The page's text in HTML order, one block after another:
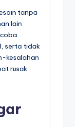
tanpa
lain
serta tidak
kesalahan
rusak